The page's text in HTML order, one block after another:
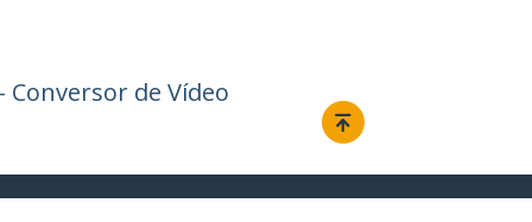
Conversor de Vídeo
Conectar